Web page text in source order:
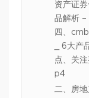
资产证
品解析 –
四、
_ 6大产
点、关
p4
二、房